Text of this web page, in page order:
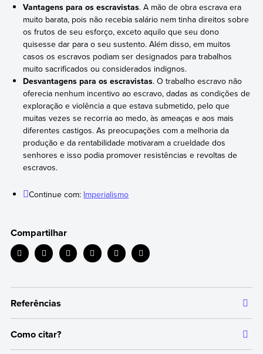
Vantagens para os escravistas. A mão de obra escrava era
muito barata, pois não recebia salário nem tinha direitos sobre
os frutos de seu esforço, exceto aquilo que seu dono
quisesse dar para o seu sustento. Além disso, em muitos
casos os escravos podiam ser designados para trabalhos
muito sacrificados ou considerados indignos.
Desvantagens para os escravistas. O trabalho escravo não
oferecia nenhum incentivo ao escravo, dadas as condições de
exploração e violência a que estava submetido, pelo que
muitas vezes se recorria ao medo, às ameaças e aos mais
diferentes castigos. As preocupações com a melhoria da
produção e da rentabilidade motivaram a crueldade dos
senhores e isso podia promover resistências e revoltas de
escravos.
Continue com: Imperialismo
Compartilhar
Referências
Todas as informações que oferecemos são respaldadas por
fontes bibliográficas autorizadas e atualizadas, o que garante
Como citar?